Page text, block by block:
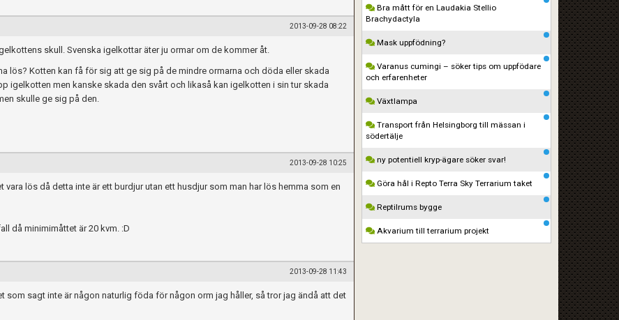
2013-09-28 08:22
skull. Svenska igelkottar äter ju ormar om de kommer åt.
lös? Kotten kan få för sig att ge sig på de mindre ormarna och döda eller skada
igelkotten men kanske skada den svårt och likaså kan igelkotten i sin tur skada
skulle ge sig på den.
2013-09-28 10:25
lös då detta inte är ett burdjur utan ett husdjur som man har lös hemma som en
då minimimåttet är 20 kvm. :D
2013-09-28 11:43
som sagt inte är någon naturlig föda för någon orm jag håller, så tror jag ändå att det
Bra mått för en Laudakia Stellio
Brachydactyla
Mask uppfödning?
Varanus cumingi – söker tips om uppfödare
och erfarenheter
Växtlampa
Transport från Helsingborg till mässan i
södertälje
ny potentiell kryp-ägare söker svar!
Göra hål i Repto Terra Sky Terrarium taket
Reptilrums bygge
Akvarium till terrarium projekt